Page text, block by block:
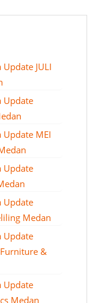
JULI
Update
MEI
Update
Update
Medan
Update
&
Update
Medan